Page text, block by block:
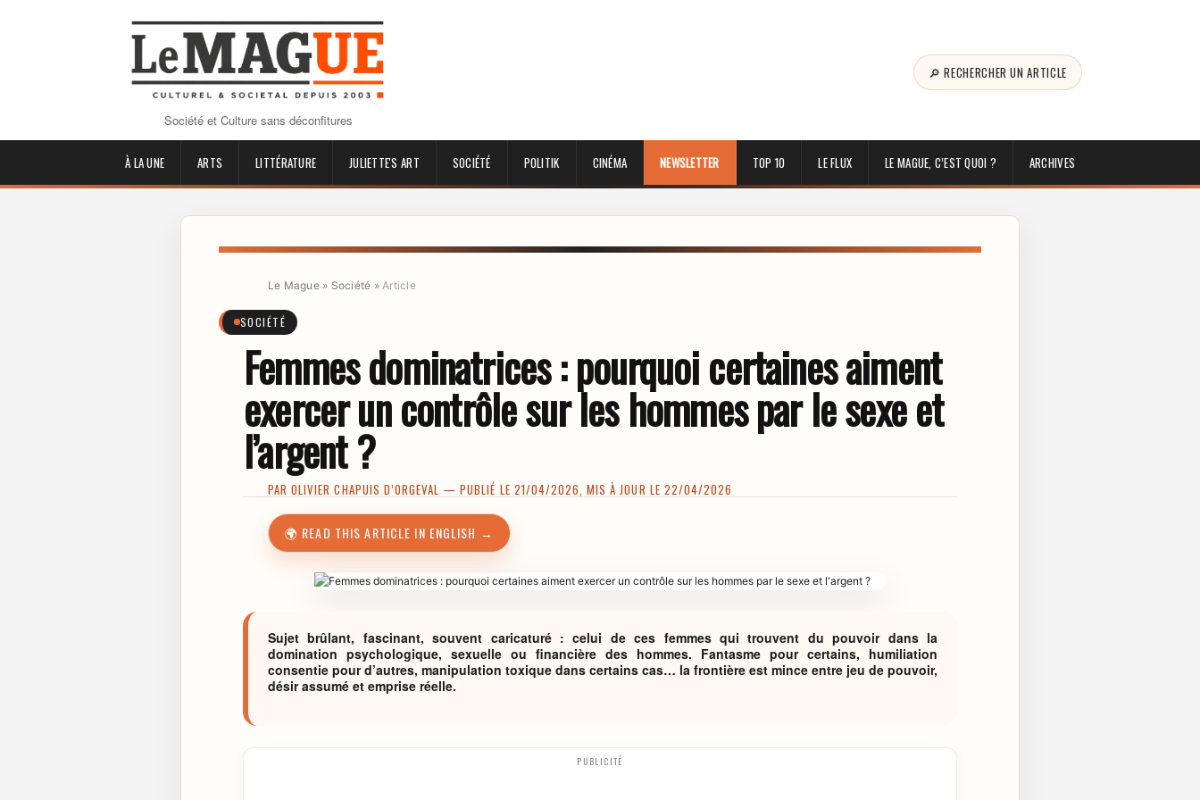
Société et Culture sans déconfitures
🔎 RECHERCHER UN ARTICLE
À LA UNE ARTS LITTÉRATURE JULIETTE'S ART SOCIÉTÉ POLITIK CINÉMA NEWSLETTER TOP 10 LE FLUX LE MAGUE, C’EST QUOI ? ARCHIVES
Le Mague» Société » Article
SOCIÉTÉ
Femmes dominatrices : pourquoi certaines aiment
exercer un contrôle sur les hommes par le sexe et
l’argent ?
PAROLIVIER CHAPUIS D’ORGEVAL — PUBLIÉ LE 21/04/2026, MIS À JOUR LE 22/04/2026
🌍 READ THIS ARTICLE IN ENGLISH →
Sujet brûlant, fascinant, souvent caricaturé : celui de ces femmes qui trouvent du pouvoir dans la
domination psychologique, sexuelle ou financière des hommes. Fantasme pour certains, humiliation
consentie pour d’autres, manipulation toxique dans certains cas… la frontière est mince entre jeu de pouvoir,
désir assumé et emprise réelle.
PUBLICITÉ